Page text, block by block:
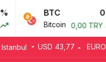
BTC 0%
Bitcoin 0,00 TRY
Istanbul USD 43,77 EURO